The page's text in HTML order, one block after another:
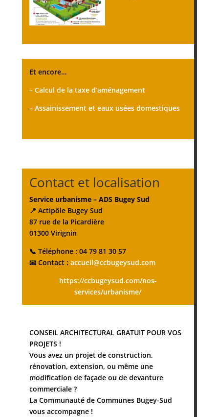
Et encore…
– Calcul de la taxe d’aménagement
– Assainissement et eaux usées domestiques
Contact et localisation
Service urbanisme – ADS Bugey Sud
📍 Actipôle Bugey Sud
87 rue de la Picardière
01300 Virignin
📞 Téléphone : 04 79 81 30 57
📧 Contact : accueil@ccbugeysud.com
https://ccbugeysud.com/nos-
services/urbanisme/
CONSEIL ARCHITECTURAL GRATUIT POUR VOS
PROJETS !
Vous avez un projet de construction,
rénovation, extension, ou même une
modification de façade ou de devanture
commerciale ?
La Communauté de Communes Bugey-Sud
vous accompagne !